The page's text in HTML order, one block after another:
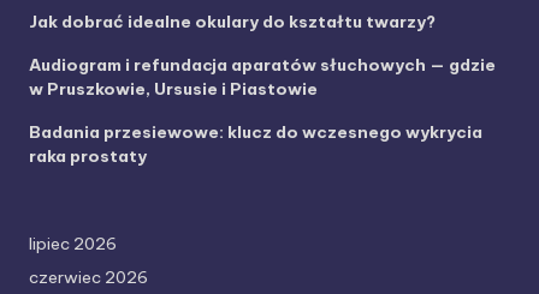
Jak dobrać idealne okulary do kształtu twarzy?
Audiogram i refundacja aparatów słuchowych — gdzie
w Pruszkowie, Ursusie i Piastowie
Badania przesiewowe: klucz do wczesnego wykrycia
raka prostaty
lipiec 2026
czerwiec 2026